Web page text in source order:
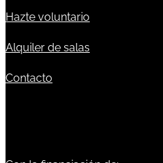
Hazte voluntario
Alquiler de salas
Contacto